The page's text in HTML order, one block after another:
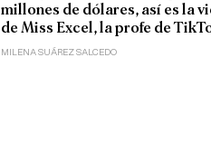
millones de dólares, así es la
de Miss Excel, la profe de
MILENA SUÁREZ SALCEDO